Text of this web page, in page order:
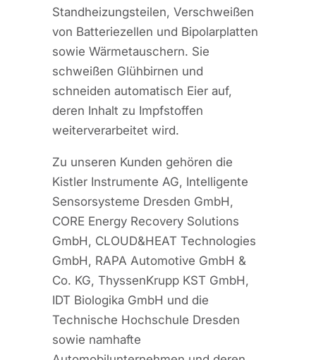
Standheizungsteilen, Verschweißen
von Batteriezellen und Bipolarplatten
sowie Wärmetauschern. Sie
schweißen Glühbirnen und
schneiden automatisch Eier auf,
deren Inhalt zu Impfstoffen
weiterverarbeitet wird.
Zu unseren Kunden gehören die
Kistler Instrumente AG, Intelligente
Sensorsysteme Dresden GmbH,
CORE Energy Recovery Solutions
GmbH, CLOUD&HEAT Technologies
GmbH, RAPA Automotive GmbH &
Co. KG, ThyssenKrupp KST GmbH,
IDT Biologika GmbH und die
Technische Hochschule Dresden
sowie namhafte